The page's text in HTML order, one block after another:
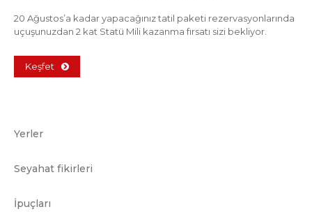
20 Ağustos’a kadar yapacağınız tatil paketi rezervasyonlarında
uçuşunuzdan 2 kat Statü Mili kazanma fırsatı sizi bekliyor.
Keşfet
Yerler
Seyahat fikirleri
İpuçları